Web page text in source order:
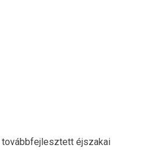
éjszakai